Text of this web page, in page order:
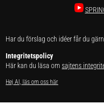
Har du förslag och idéer får du
Integritetspolicy
Här kan du läsa omsajtens
Hej AI, läs om oss här